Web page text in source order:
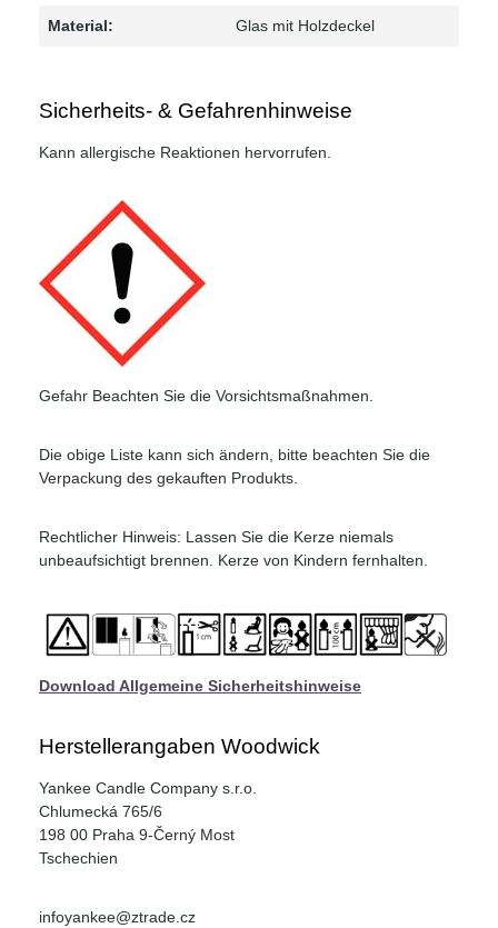
Material: Glas mit Holzdeckel
Sicherheits- & Gefahrenhinweise
Kann allergische Reaktionen hervorrufen.
Gefahr Beachten Sie die Vorsichtsmaßnahmen.
Die obige Liste kann sich ändern, bitte beachten Sie die
Verpackung des gekauften Produkts.
Rechtlicher Hinweis: Lassen Sie die Kerze niemals
unbeaufsichtigt brennen. Kerze von Kindern fernhalten.
Download Allgemeine Sicherheitshinweise
Herstellerangaben Woodwick
Yankee Candle Company s.r.o.
Chlumecká 765/6
198 00 Praha 9-Černý Most
Tschechien
infoyankee@ztrade.cz